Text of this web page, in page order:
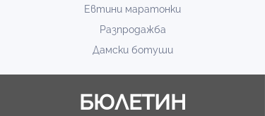
Евтини маратонки
Разпродажба
Дамски ботуши
БЮЛЕТИН